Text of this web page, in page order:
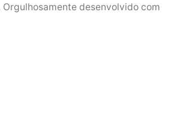
Orgulhosamente desenvolvido com